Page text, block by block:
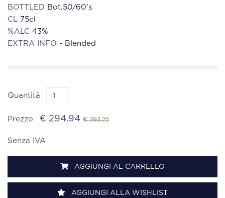
BOTTLED Bot.50/60's
CL 75cl
%ALC 43%
EXTRA INFO - Blended
Quantità
Prezzo € 294.94 € 393.25
Senza IVA
AGGIUNGI AL CARRELLO
AGGIUNGI ALLA WISHLIST